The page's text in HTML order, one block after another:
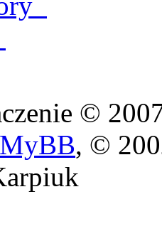
©
MyBB, ©